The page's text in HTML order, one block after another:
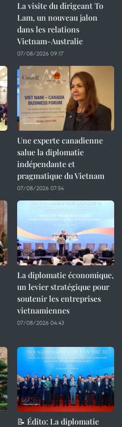
La visite du dirigeant To
Lam, un nouveau jalon
dans les relations
Vietnam-Australie
07/08/2026 09:17
Une experte canadienne
salue la diplomatie
indépendante et
pragmatique du Vietnam
07/08/2026 07:54
La diplomatie économique,
un levier stratégique pour
soutenir les entreprises
vietnamiennes
07/08/2026 04:43
📝 Édito: La diplomatie